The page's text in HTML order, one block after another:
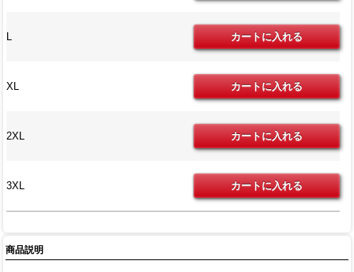
L
XL
2XL
3XL
商品説明